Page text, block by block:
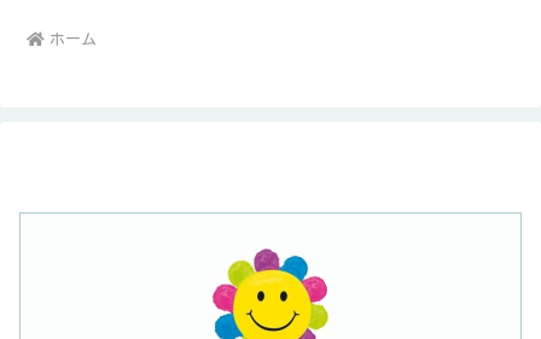
ホーム